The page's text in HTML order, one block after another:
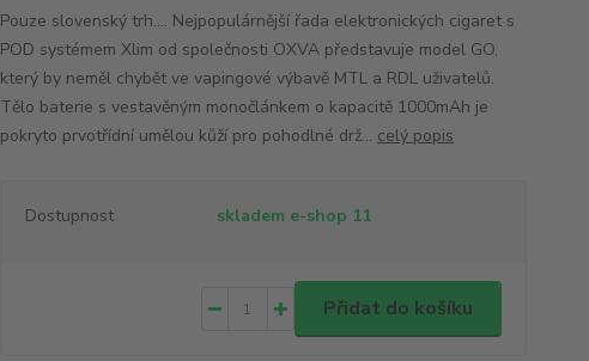
Pouze slovenský trh.... Nejpopulárnější řada elektronických cigaret s
POD systémem Xlim od společnosti OXVA představuje model GO,
který by neměl chybět ve vapingové výbavě MTL a RDL uživatelů.
Tělo baterie s vestavěným monočlánkem o kapacitě 1000mAh je
pokryto prvotřídní umělou kůží pro pohodlné drž... celý popis
Dostupnost skladem e-shop 11
Přidat do košíku